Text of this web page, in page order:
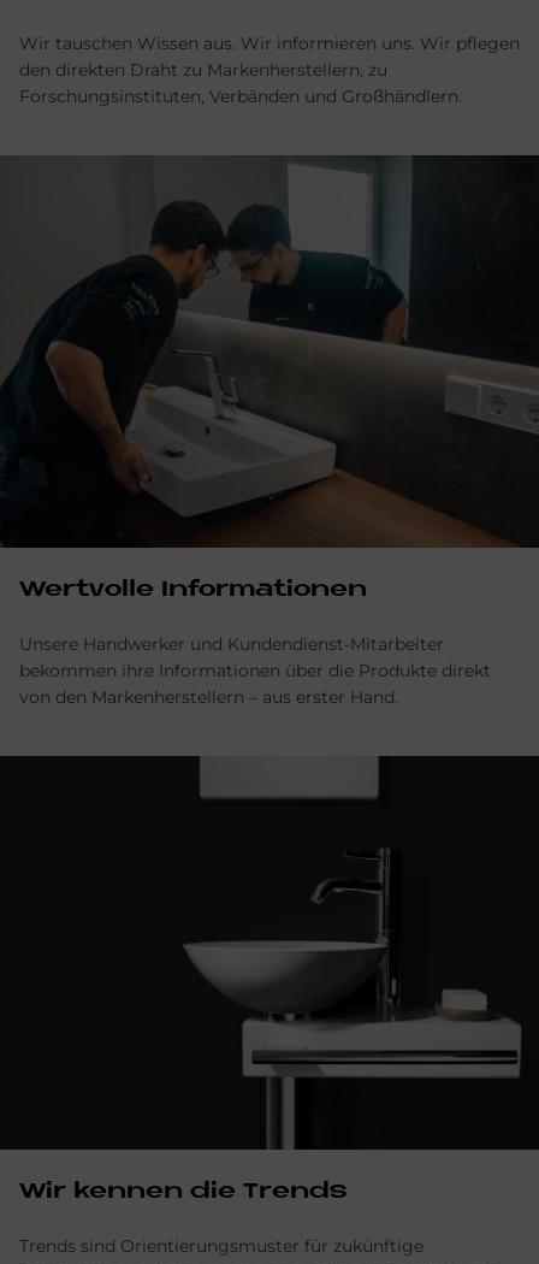
Wir tauschen Wissen aus. Wir informieren uns. Wir pflegen
den direkten Draht zu Marken­herstellern, zu
Forschungsinstituten, Verbänden und Großhändlern.
Wertvolle Informationen
Unsere Handwerker und Kundendienst-Mitarbeiter
bekommen ihre Informa­tionen über die Produkte direkt
von den Marken­­herstellern – aus erster Hand.
Wir kennen die Trends
Trends sind Orientierungsmuster für zukünftige